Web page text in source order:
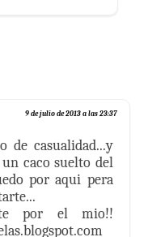
9 de julio de 2013 a las 23:37
de casualidad...y
caco suelto del
por aqui pera
por el mio!!